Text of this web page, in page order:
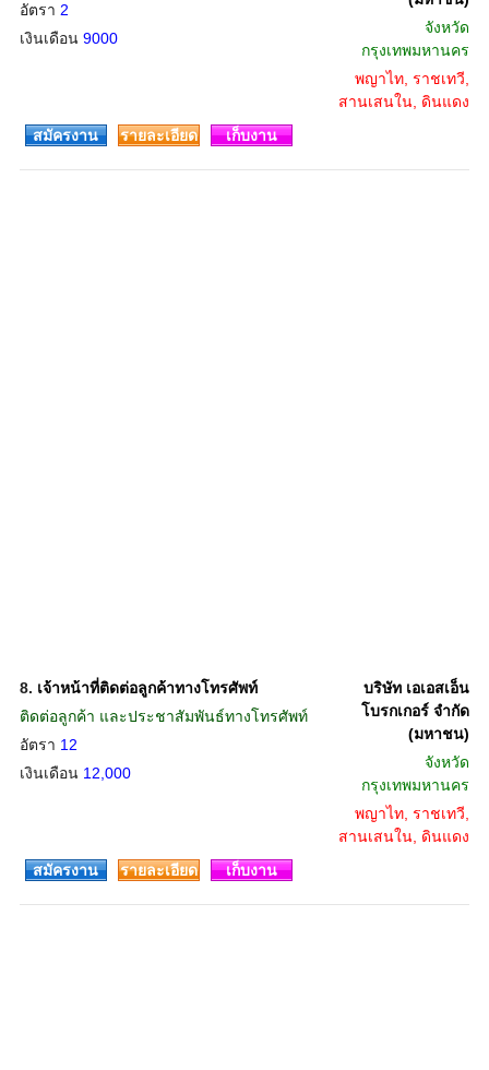
อัตรา 2
เงินเดือน 9000
จังหวัด
กรุงเทพมหานคร
พญาไท, ราชเทวี,
สานเสนใน, ดินแดง
สมัครงาน
รายละเอียด เก็บงาน
8. เจ้าหน้าที่ติดต่อลูกค้าทางโทรศัพท์
ติดต่อลูกค้า และประชาสัมพันธ์ทางโทรศัพท์
อัตรา 12
เงินเดือน 12,000
บริษัท เอเอสเอ็น
โบรกเกอร์ จำกัด
(มหาชน)
จังหวัด
กรุงเทพมหานคร
พญาไท, ราชเทวี,
สานเสนใน, ดินแดง
สมัครงาน
รายละเอียด เก็บงาน